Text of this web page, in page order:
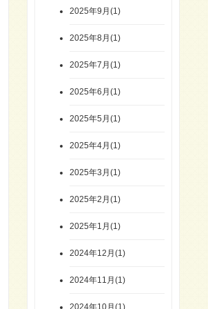
2025年9月(1)
2025年8月(1)
2025年7月(1)
2025年6月(1)
2025年5月(1)
2025年4月(1)
2025年3月(1)
2025年2月(1)
2025年1月(1)
2024年12月(1)
2024年11月(1)
2024年10月(1)